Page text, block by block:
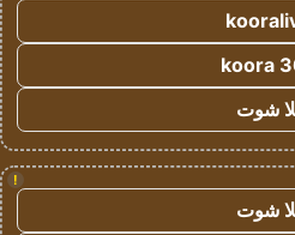
koora
شوت
!
شوت